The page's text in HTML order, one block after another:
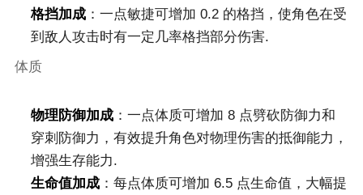
格挡加成：一点敏捷可增加 0.2 的格挡，使角色在受
到敌人攻击时有一定几率格挡部分伤害.
体质
物理防御加成：一点体质可增加 8 点劈砍防御力和
穿刺防御力，有效提升角色对物理伤害的抵御能力，
增强生存能力.
生命值加成：每点体质可增加 6.5 点生命值，大幅提